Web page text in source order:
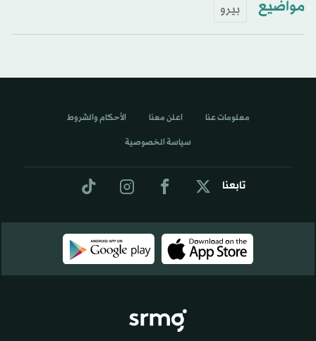
مواضيع بيرو
تابعنا
معلومات عنا اعلن معنا الأحكام والشروط
سياسة الخصوصية